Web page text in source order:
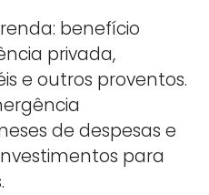
benefício
privada,
e outros proventos.
de despesas e
para